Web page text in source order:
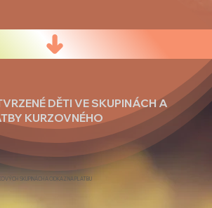
DĚTI VE SKUPINÁCH A
KURZOVNÉHO
SKUPINÁCH A ODKAZ NA PLATBU